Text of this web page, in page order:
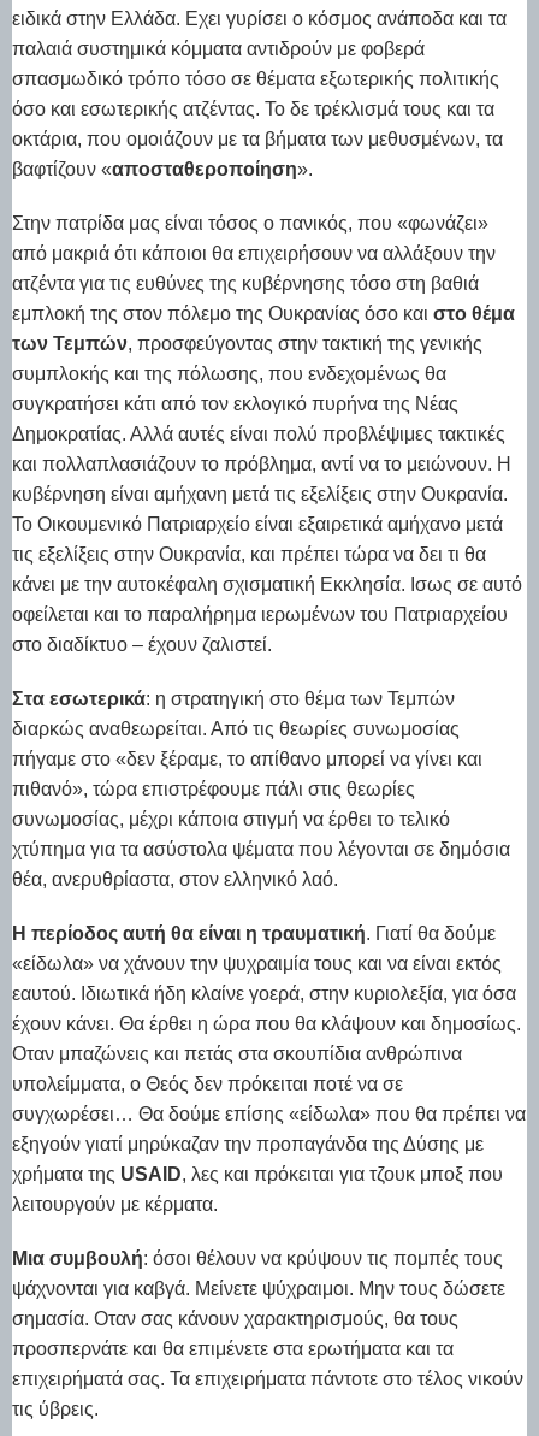
ειδικά στην Ελλάδα. Εχει γυρίσει ο κόσμος ανάποδα και τα
παλαιά συστημικά κόμματα αντιδρούν με φοβερά
σπασμωδικό τρόπο τόσο σε θέματα εξωτερικής πολιτικής
όσο και εσωτερικής ατζέντας. Το δε τρέκλισμά τους και τα
οκτάρια, που ομοιάζουν με τα βήματα των μεθυσμένων, τα
βαφτίζουν «αποσταθεροποίηση».
Στην πατρίδα μας είναι τόσος ο πανικός, που «φωνάζει»
από μακριά ότι κάποιοι θα επιχειρήσουν να αλλάξουν την
ατζέντα για τις ευθύνες της κυβέρνησης τόσο στη βαθιά
εμπλοκή της στον πόλεμο της Ουκρανίας όσο και στο θέμα
των Τεμπών, προσφεύγοντας στην τακτική της γενικής
συμπλοκής και της πόλωσης, που ενδεχομένως θα
συγκρατήσει κάτι από τον εκλογικό πυρήνα της Νέας
Δημοκρατίας. Αλλά αυτές είναι πολύ προβλέψιμες τακτικές
και πολλαπλασιάζουν το πρόβλημα, αντί να το μειώνουν. Η
κυβέρνηση είναι αμήχανη μετά τις εξελίξεις στην Ουκρανία.
Το Οικουμενικό Πατριαρχείο είναι εξαιρετικά αμήχανο μετά
τις εξελίξεις στην Ουκρανία, και πρέπει τώρα να δει τι θα
κάνει με την αυτοκέφαλη σχισματική Εκκλησία. Ισως σε αυτό
οφείλεται και το παραλήρημα ιερωμένων του Πατριαρχείου
στο διαδίκτυο – έχουν ζαλιστεί.
Στα εσωτερικά: η στρατηγική στο θέμα των Τεμπών
διαρκώς αναθεωρείται. Από τις θεωρίες συνωμοσίας
πήγαμε στο «δεν ξέραμε, το απίθανο μπορεί να γίνει και
πιθανό», τώρα επιστρέφουμε πάλι στις θεωρίες
συνωμοσίας, μέχρι κάποια στιγμή να έρθει το τελικό
χτύπημα για τα ασύστολα ψέματα που λέγονται σε δημόσια
θέα, ανερυθρίαστα, στον ελληνικό λαό.
Η περίοδος αυτή θα είναι η τραυματική. Γιατί θα δούμε
«είδωλα» να χάνουν την ψυχραιμία τους και να είναι εκτός
εαυτού. Ιδιωτικά ήδη κλαίνε γοερά, στην κυριολεξία, για όσα
έχουν κάνει. Θα έρθει η ώρα που θα κλάψουν και δημοσίως.
Οταν μπαζώνεις και πετάς στα σκουπίδια ανθρώπινα
υπολείμματα, ο Θεός δεν πρόκειται ποτέ να σε
συγχωρέσει… Θα δούμε επίσης «είδωλα» που θα πρέπει να
εξηγούν γιατί μηρύκαζαν την προπαγάνδα της Δύσης με
χρήματα της USAID, λες και πρόκειται για τζουκ μποξ που
λειτουργούν με κέρματα.
Μια συμβουλή: όσοι θέλουν να κρύψουν τις πομπές τους
ψάχνονται για καβγά. Μείνετε ψύχραιμοι. Μην τους δώσετε
σημασία. Οταν σας κάνουν χαρακτηρισμούς, θα τους
προσπερνάτε και θα επιμένετε στα ερωτήματα και τα
επιχειρήματά σας. Τα επιχειρήματα πάντοτε στο τέλος νικούν
τις ύβρεις.